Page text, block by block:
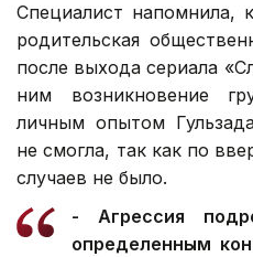
Специалист напомнила,
родительская
после выхода сериала
ним возникновение
личным опытом
не смогла, так как по
случаев не было.
- Агрессия
определенным